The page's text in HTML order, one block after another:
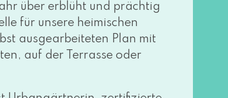
über erblüht und präch­tig
für unse­re hei­mi­schen
aus­ge­ar­bei­te­ten Plan mit
auf der Terrasse oder